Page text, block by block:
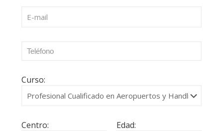
Curso:
Centro: Edad: